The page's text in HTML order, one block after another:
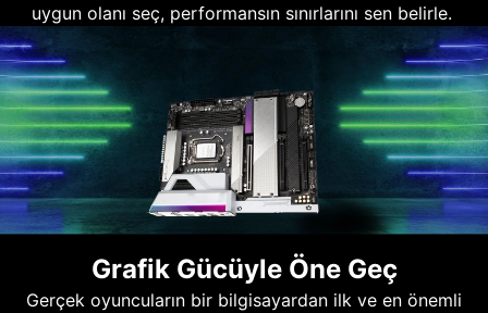
uygun olanı seç, performansın sınırlarını sen belirle.
Grafik Gücüyle Öne Geç
Gerçek oyuncuların bir bilgisayardan ilk ve en önemli